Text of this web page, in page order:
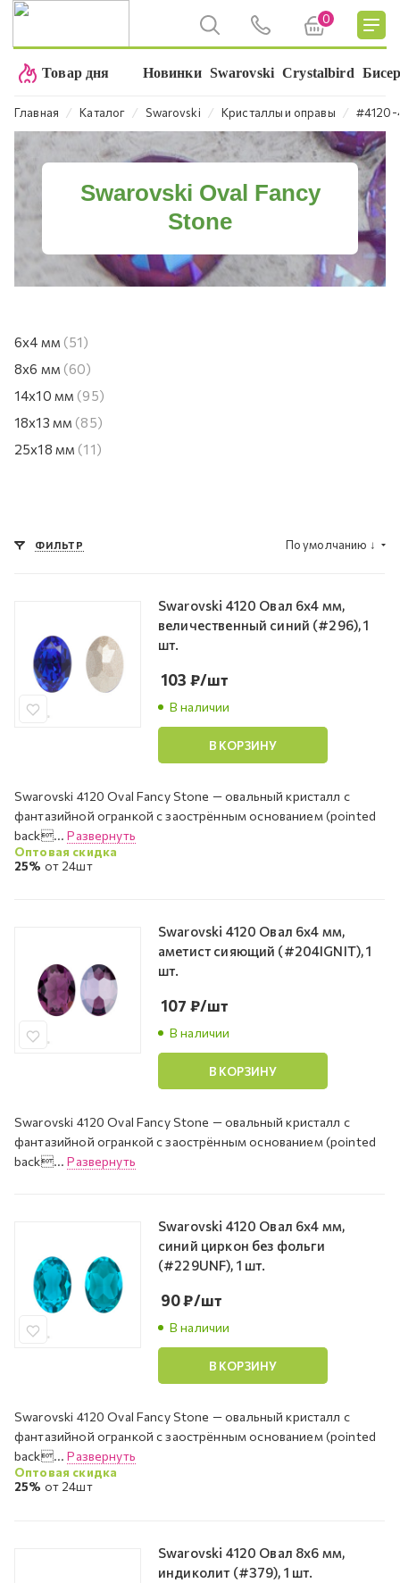
0
Товар дня Новинки Swarovski Crystalbird
Главная ⁄ Каталог ⁄ Swarovski ⁄ Кристаллы и оправы ⁄ #4120-
Swarovski Oval Fancy
Stone
6х4 мм (51)
8х6 мм (60)
14х10 мм (95)
18х13 мм (85)
25х18 мм (11)
ФИЛЬТР По умолчанию ↓
Оптовая скидка
25% от 24шт
Swarovski 4120 Овал 6х4 мм,
величественный синий (#296), 1
шт.
В наличии
103 ₽/шт
В КОРЗИНУ
Swarovski 4120 Oval Fancy Stone — овальный кристалл с
фантазийной огранкой с заострённым основанием (pointed
back...Развернуть
Swarovski 4120 Овал 6х4 мм,
аметист сияющий (#204IGNIT), 1
шт.
В наличии
107 ₽/шт
В КОРЗИНУ
Swarovski 4120 Oval Fancy Stone — овальный кристалл с
фантазийной огранкой с заострённым основанием (pointed
back...Развернуть
Оптовая скидка
25% от 24шт
Swarovski 4120 Овал 6х4 мм,
синий циркон без фольги
(#229UNF), 1 шт.
В наличии
90₽/шт
В КОРЗИНУ
Swarovski 4120 Oval Fancy Stone — овальный кристалл с
фантазийной огранкой с заострённым основанием (pointed
back...Развернуть
Swarovski 4120 Овал 8х6 мм,
индиколит (#379), 1 шт.